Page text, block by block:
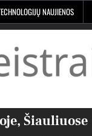
NAUJIENOS
Šiauliuose